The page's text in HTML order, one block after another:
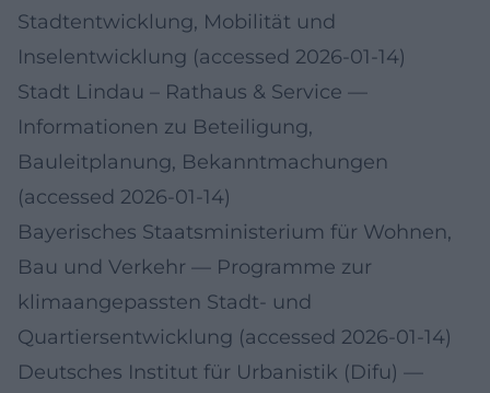
Stadtentwicklung, Mobilität und
Inselentwicklung (accessed 2026-01-14)
Stadt Lindau – Rathaus & Service —
Informationen zu Beteiligung,
Bauleitplanung, Bekanntmachungen
(accessed 2026-01-14)
Bayerisches Staatsministerium für Wohnen,
Bau und Verkehr — Programme zur
klimaangepassten Stadt- und
Quartiersentwicklung (accessed 2026-01-14)
Deutsches Institut für Urbanistik (Difu) —